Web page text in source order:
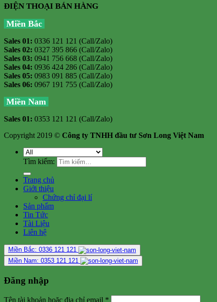
ĐIỆN THOẠI BÁN HÀNG
Miền Bắc
Sales 01: 0336 121 121 (Call/Zalo)
Sales 02: 0327 395 866 (Call/Zalo)
Sales 03: 0941 756 668 (Call/Zalo)
Sales 04: 0936 424 286 (Call/Zalo)
Sales 05: 0983 091 885 (Call/Zalo)
Sales 06: 0967 191 755 (Call/Zalo)
Miền Nam
Sales 01: 0353 121 121 (Call/Zalo)
Copyright 2019 © Công ty TNHH đầu tư Sơn Long Việt Nam
Tìm kiếm:
Trang chủ
Giới thiệu
Chứng chỉ đại lí
Sản phẩm
Tin Tức
Tài Liệu
Liên hệ
Miền Bắc: 0336 121 121
Miền Nam: 0353 121 121
Đăng nhập
Tên tài khoản hoặc địa chỉ email *